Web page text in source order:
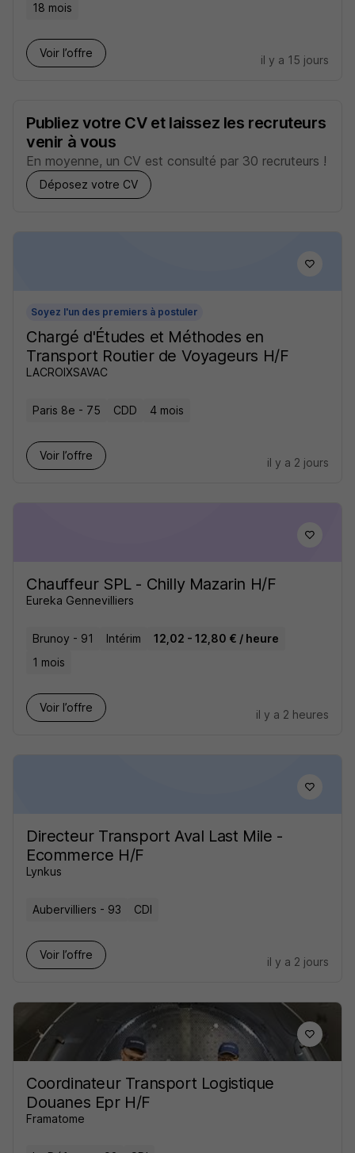
18 mois
Voir l’offre
il y a 15 jours
Publiez votre CV et laissez les recruteurs
venir à vous
En moyenne, un CV est consulté par 30 recruteurs !
Déposez votre CV
Soyez l'un des premiers à postuler
Chargé d'Études et Méthodes en
Transport Routier de Voyageurs H/F
LACROIXSAVAC
Paris 8e - 75 CDD 4 mois
Voir l’offre
il y a 2 jours
Chauffeur SPL - Chilly Mazarin H/F
Eureka Gennevilliers
Brunoy - 91 Intérim
12,02 - 12,80 € / heure
1 mois
Voir l’offre
il y a 2 heures
Directeur Transport Aval Last Mile -
Ecommerce H/F
Lynkus
Aubervilliers - 93 CDI
Voir l’offre
il y a 2 jours
Coordinateur Transport Logistique
Douanes Epr H/F
Framatome